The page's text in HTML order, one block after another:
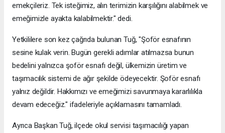
emekçileriz. Tek isteğimiz, alın terimizin karşılığını alabilmek ve
emeğimizle ayakta kalabilmektir." dedi.
Yetkililere son kez çağrıda bulunan Tuğ, "Şoför esnafının
sesine kulak verin. Bugün gerekli adımlar atılmazsa bunun
bedelini yalnızca şoför esnafı değil, ülkemizin üretim ve
taşımacılık sistemi de ağır şekilde ödeyecektir. Şoför esnafı
yalnız değildir. Hakkımızı ve emeğimizi savunmaya kararlılıkla
devam edeceğiz." ifadeleriyle açıklamasını tamamladı.
Ayrıca Başkan Tuğ, ilçede okul servisi taşımacılığı yapan